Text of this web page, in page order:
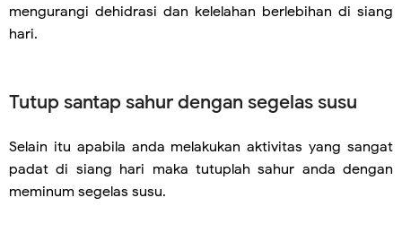
mengurangi dehidrasi dan kelelahan berlebihan di siang
hari.
Tutup santap sahur dengan segelas susu
Selain itu apabila anda melakukan aktivitas yang sangat
padat di siang hari maka tutuplah sahur anda dengan
meminum segelas susu.